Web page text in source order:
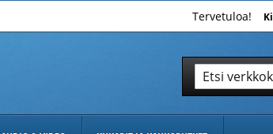
Tervetuloa!
Hae